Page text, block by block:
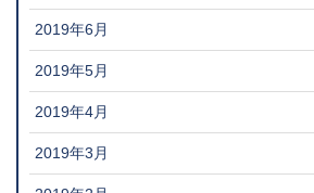
2019年6月
2019年5月
2019年4月
2019年3月